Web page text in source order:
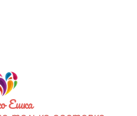
Ешка